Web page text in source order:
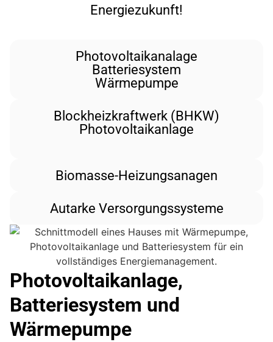
Energiezukunft!
Photovoltaikanalage
Batteriesystem
Wärmepumpe
Blockheizkraftwerk (BHKW)
Photovoltaikanlage
Biomasse-Heizungsanagen
Autarke Versorgungssysteme
Photovoltaikanlage,
Batteriesystem und
Wärmepumpe